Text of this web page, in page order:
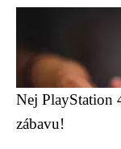
Nej PlayStation
zábavu!